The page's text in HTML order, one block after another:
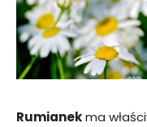
Rumianekma